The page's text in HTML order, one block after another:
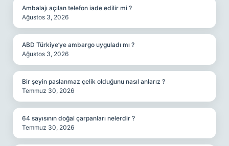
Ambalajı açılan telefon iade edilir mi ?
Ağustos 3, 2026
ABD Türkiye’ye ambargo uyguladı mı ?
Ağustos 3, 2026
Bir şeyin paslanmaz çelik olduğunu nasıl anlarız ?
Temmuz 30, 2026
64 sayısının doğal çarpanları nelerdir ?
Temmuz 30, 2026